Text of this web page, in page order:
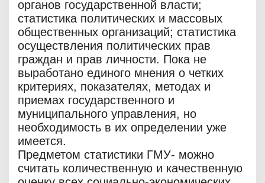
органов государственной власти;
статистика политических и массовых
общественных организаций; статистика
осуществления политических прав
граждан и прав личности. Пока не
выработано единого мнения о четких
критериях, показателях, методах и
приемах государственного и
муниципального управления, но
необходимость в их определении уже
имеется.
Предметом статистики ГМУ- можно
считать количественную и качественную